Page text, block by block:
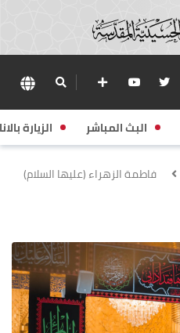
البث المباشر الزيارة
فاطمة الزهراء (عليها السلام)